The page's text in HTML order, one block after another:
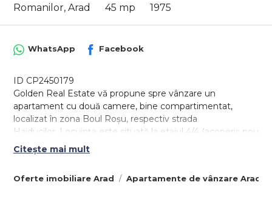
Romanilor, Arad
45 mp 1975
Oferte imobiliare Arad Apartamente de vânzare Arad
WhatsApp Facebook
ID CP2450179
Golden Real Estate vă propune spre vânzare un
apartament cu două camere, bine compartimentat,
localizat în zona Boul Roșu, respectiv strada
Haiducilor. Locuința este situată la etajul 4/4 (acoperiș nou
din țiglă) dispune de o suprafață de 58 mp conform
actelor, apartamentul fiind compus dintr-un dotat cu
amenajată și utilată, sufragerie luminoasă și încăpătoare,
Citește mai mult